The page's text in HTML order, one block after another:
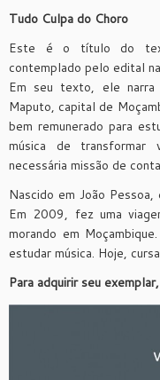
Tudo Culpa do Choro
Este é o título do
contemplado pelo edital
Em seu texto, ele narra
Maputo, capital de
bem remunerado para
música de
necessária missão de
Nascido em João
Em 2009, fez uma
morando em
estudar música. Hoje,
Para adquirir seu